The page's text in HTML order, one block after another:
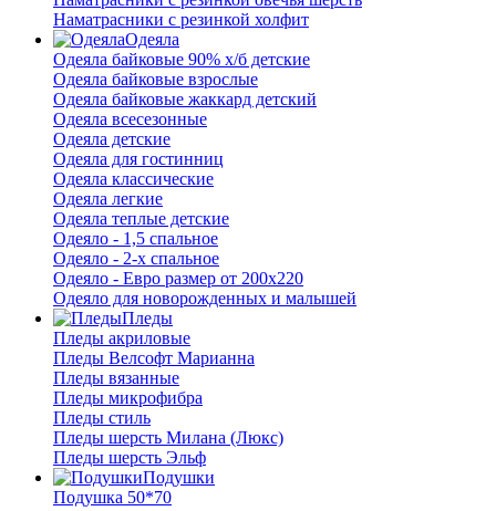
Наматрасники с резинкой холфит
Одеяла
Одеяла байковые 90% х/б детские
Одеяла байковые взрослые
Одеяла байковые жаккард детский
Одеяла всесезонные
Одеяла детские
Одеяла для гостинниц
Одеяла классические
Одеяла легкие
Одеяла теплые детские
Одеяло - 1,5 спальное
Одеяло - 2-х спальное
Одеяло - Евро размер от 200х220
Одеяло для новорожденных и малышей
Пледы
Пледы акриловые
Пледы Велсофт Марианна
Пледы вязанные
Пледы микрофибра
Пледы стиль
Пледы шерсть Милана (Люкс)
Пледы шерсть Эльф
Подушки
Подушка 50*70